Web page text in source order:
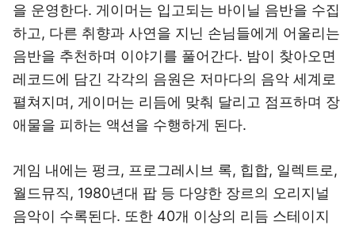
을 운영한다. 게이머는 입고되는 바이닐 음반을 수집
하고, 다른 취향과 사연을 지닌 손님들에게 어울리는
음반을 추천하며 이야기를 풀어간다. 밤이 찾아오면
레코드에 담긴 각각의 음원은 저마다의 음악 세계로
펼쳐지며, 게이머는 리듬에 맞춰 달리고 점프하며 장
애물을 피하는 액션을 수행하게 된다.
게임 내에는 펑크, 프로그레시브 록, 힙합, 일렉트로,
월드뮤직, 1980년대 팝 등 다양한 장르의 오리지널
음악이 수록된다. 또한 40개 이상의 리듬 스테이지